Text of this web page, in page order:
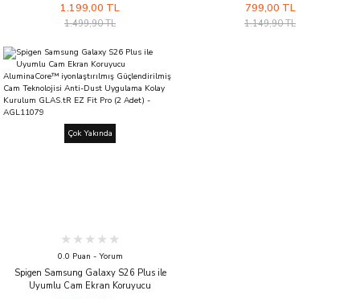
Güçlendirilmiş Cam Teknolojisi Anti-Dust
Kolay Kurulum GLAS.tR EZ Fit Pro Privacy
1.199,00 TL
1.499,90 TL
Güçlendirilmiş Cam Teknolojisi Anti-Dust
Uygulama Kolay Kurulum GLAS.tR EZ Fit
799,00 TL
1.149,90 TL
Çok Yakında
0.0 Puan - Yorum
Spigen Samsung Galaxy S26 Plus ile
Uyumlu Cam Ekran Koruyucu